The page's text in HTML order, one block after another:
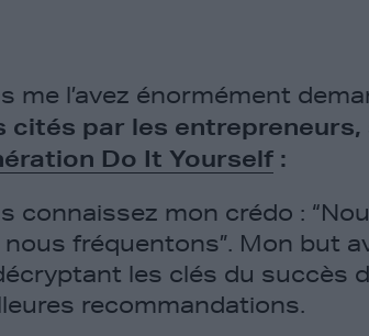
me l’avez énormément
cités par les
Do It Yourself :
connaissez mon crédo :
nous fréquentons”. Mon but
les clés du succès
recommandations.